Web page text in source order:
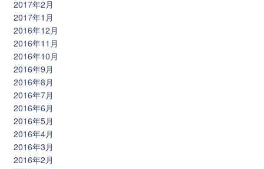
2017年2月
2017年1月
2016年12月
2016年11月
2016年10月
2016年9月
2016年8月
2016年7月
2016年6月
2016年5月
2016年4月
2016年3月
2016年2月